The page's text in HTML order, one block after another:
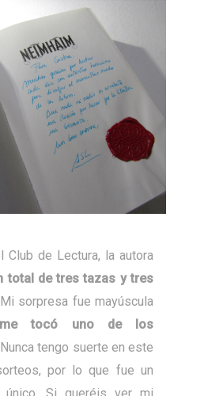
Club de Lectura, la autora
total de tres tazas y tres
Mi sorpresa fue mayúscula
me tocó uno de los
. Nunca tengo suerte en este
por lo que fue un
único. Si queréis ver mi